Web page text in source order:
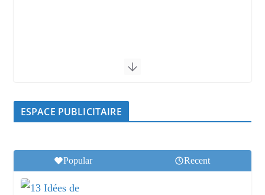
ESPACE PUBLICITAIRE
Popular Recent